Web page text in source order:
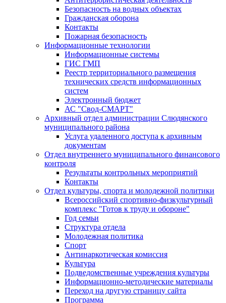
Безопасность на водных объектах
Гражданская оборона
Контакты
Пожарная безопасность
Информационные технологии
Информационные системы
ГИС ГМП
Реестр территориального размещения
технических средств информационных
систем
Электронный бюджет
АС "Свод-СМАРТ"
Архивный отдел администрации Слюдянского
муниципального района
Услуга удаленного доступа к архивным
документам
Отдел внутреннего муниципального финансового
контроля
Результаты контрольных мероприятий
Контакты
Отдел культуры, спорта и молодежной политики
Всероссийский спортивно-физкультурный
комплекс "Готов к труду и обороне"
Год семьи
Структура отдела
Молодежная политика
Спорт
Антинаркотическая комиссия
Культура
Подведомственные учреждения культуры
Информационно-методические материалы
Переход на другую страницу сайта
Программа